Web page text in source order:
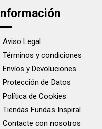
Información
Aviso Legal
Términos y condiciones
Envíos y Devoluciones
Protección de Datos
Política de Cookies
Tiendas Fundas Inspiral
Contacte con nosotros